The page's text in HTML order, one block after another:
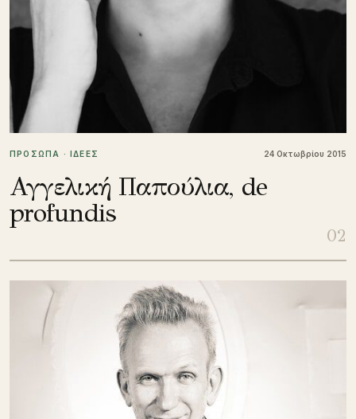
ΠΡΟΣΩΠΑ · ΙΔΕΕΣ 24 Οκτωβρίου 2015
Αγγελική Παπούλια, de
profundis
02